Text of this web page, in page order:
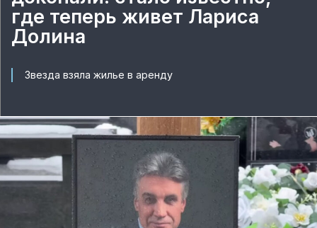
где теперь живет Лариса
Долина
Звезда взяла жилье в аренду